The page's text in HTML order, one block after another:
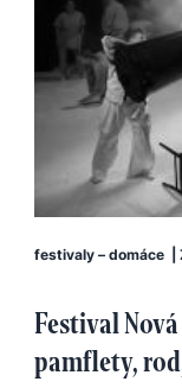
festivaly – domáce
Festival
pamflety,